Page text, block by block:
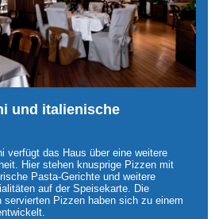
und italienische
verfügt das Haus über eine weitere
Hier stehen knusprige Pizzen mit
Pasta-Gerichte und weitere
auf der Speisekarte. Die
servierten Pizzen haben sich zu einem